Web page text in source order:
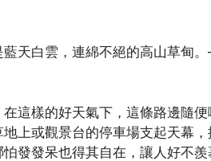
藍天白雲，連綿不絕的高山草甸
這樣的好天氣下，這條路邊隨便
上或觀景台的停車場支起天幕，
發發呆也得其自在，讓人好不羨